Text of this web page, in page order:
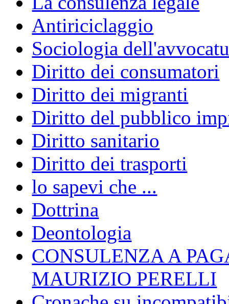
Antiriciclaggio
Sociologia
Diritto dei consumatori
Diritto dei migranti
Diritto del pubblico
Diritto sanitario
Diritto dei trasporti
lo sapevi che ...
Dottrina
Deontologia
CONSULENZA A
MAURIZIO PERELLI